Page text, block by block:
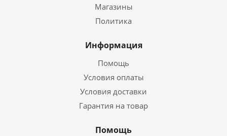
Магазины
Политика
Информация
Помощь
Условия оплаты
Условия доставки
Гарантия на товар
Помощь